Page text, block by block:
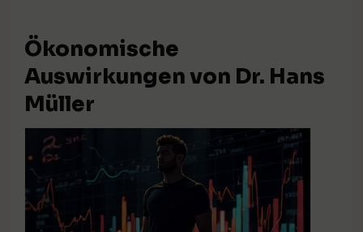
Ökonomische
Auswirkungen von Dr. Hans
Müller